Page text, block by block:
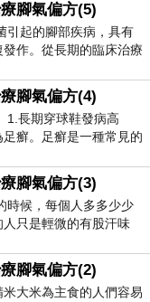
腳氣偏方(5)
引起的腳部疾病，具有
作。從長期的臨床治療
腳氣偏方(4)
長期穿球鞋發病高
癬。足癬是一種常見的
腳氣偏方(3)
時候，每個人多多少少
只是輕微的有股汗味
腳氣偏方(2)
大米為主食的人們容易